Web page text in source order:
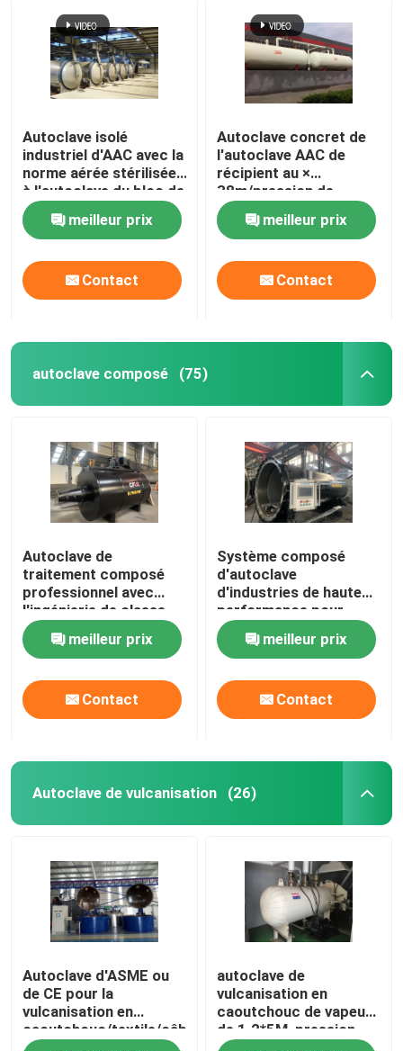
Cuves de stockage chimiques
Autoclave isolé
industriel d'AAC avec la
norme aérée stérilisée
à l'autoclave du bloc de
béton ASME
meilleur prix
Contact
Autoclave concret de
l'autoclave AAC de
récipient au ×
38m/pression de
l'autoclave Φ2.68 de la
brique de vapeur de
large échelle/AAC
meilleur prix
Contact
autoclave composé (75)
Autoclave de
traitement composé
professionnel avec
l'ingénierie de classe
du monde et la
conception de système
unique
meilleur prix
Contact
Système composé
d'autoclave
d'industries de haute
performance pour
matériaux
aérospatiaux/militaires
meilleur prix
Contact
Autoclave de vulcanisation (26)
Autoclave d'ASME ou
de CE pour la
vulcanisation en
caoutchouc/textile/câble
et les industries de
autoclave de
vulcanisation en
caoutchouc de vapeur
de 1.2*5M, pression
hydraulique d'autoclave